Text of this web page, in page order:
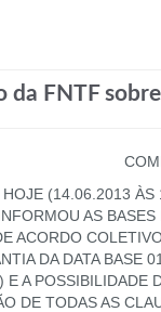
da FNTF
(14.06.2013
AS
ACORDO
DA DATA BASE
A
DE TODAS AS